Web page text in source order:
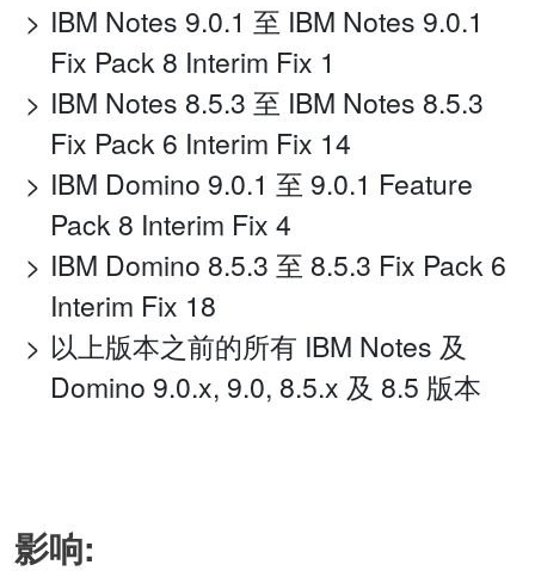
IBM Notes 9.0.1 至 IBM Notes 9.0.1
Fix Pack 8 Interim Fix 1
IBM Notes 8.5.3 至 IBM Notes 8.5.3
Fix Pack 6 Interim Fix 14
IBM Domino 9.0.1 至 9.0.1 Feature
Pack 8 Interim Fix 4
IBM Domino 8.5.3 至 8.5.3 Fix Pack 6
Interim Fix 18
以上版本之前的所有 IBM Notes 及
Domino 9.0.x, 9.0, 8.5.x 及 8.5 版本
影响: